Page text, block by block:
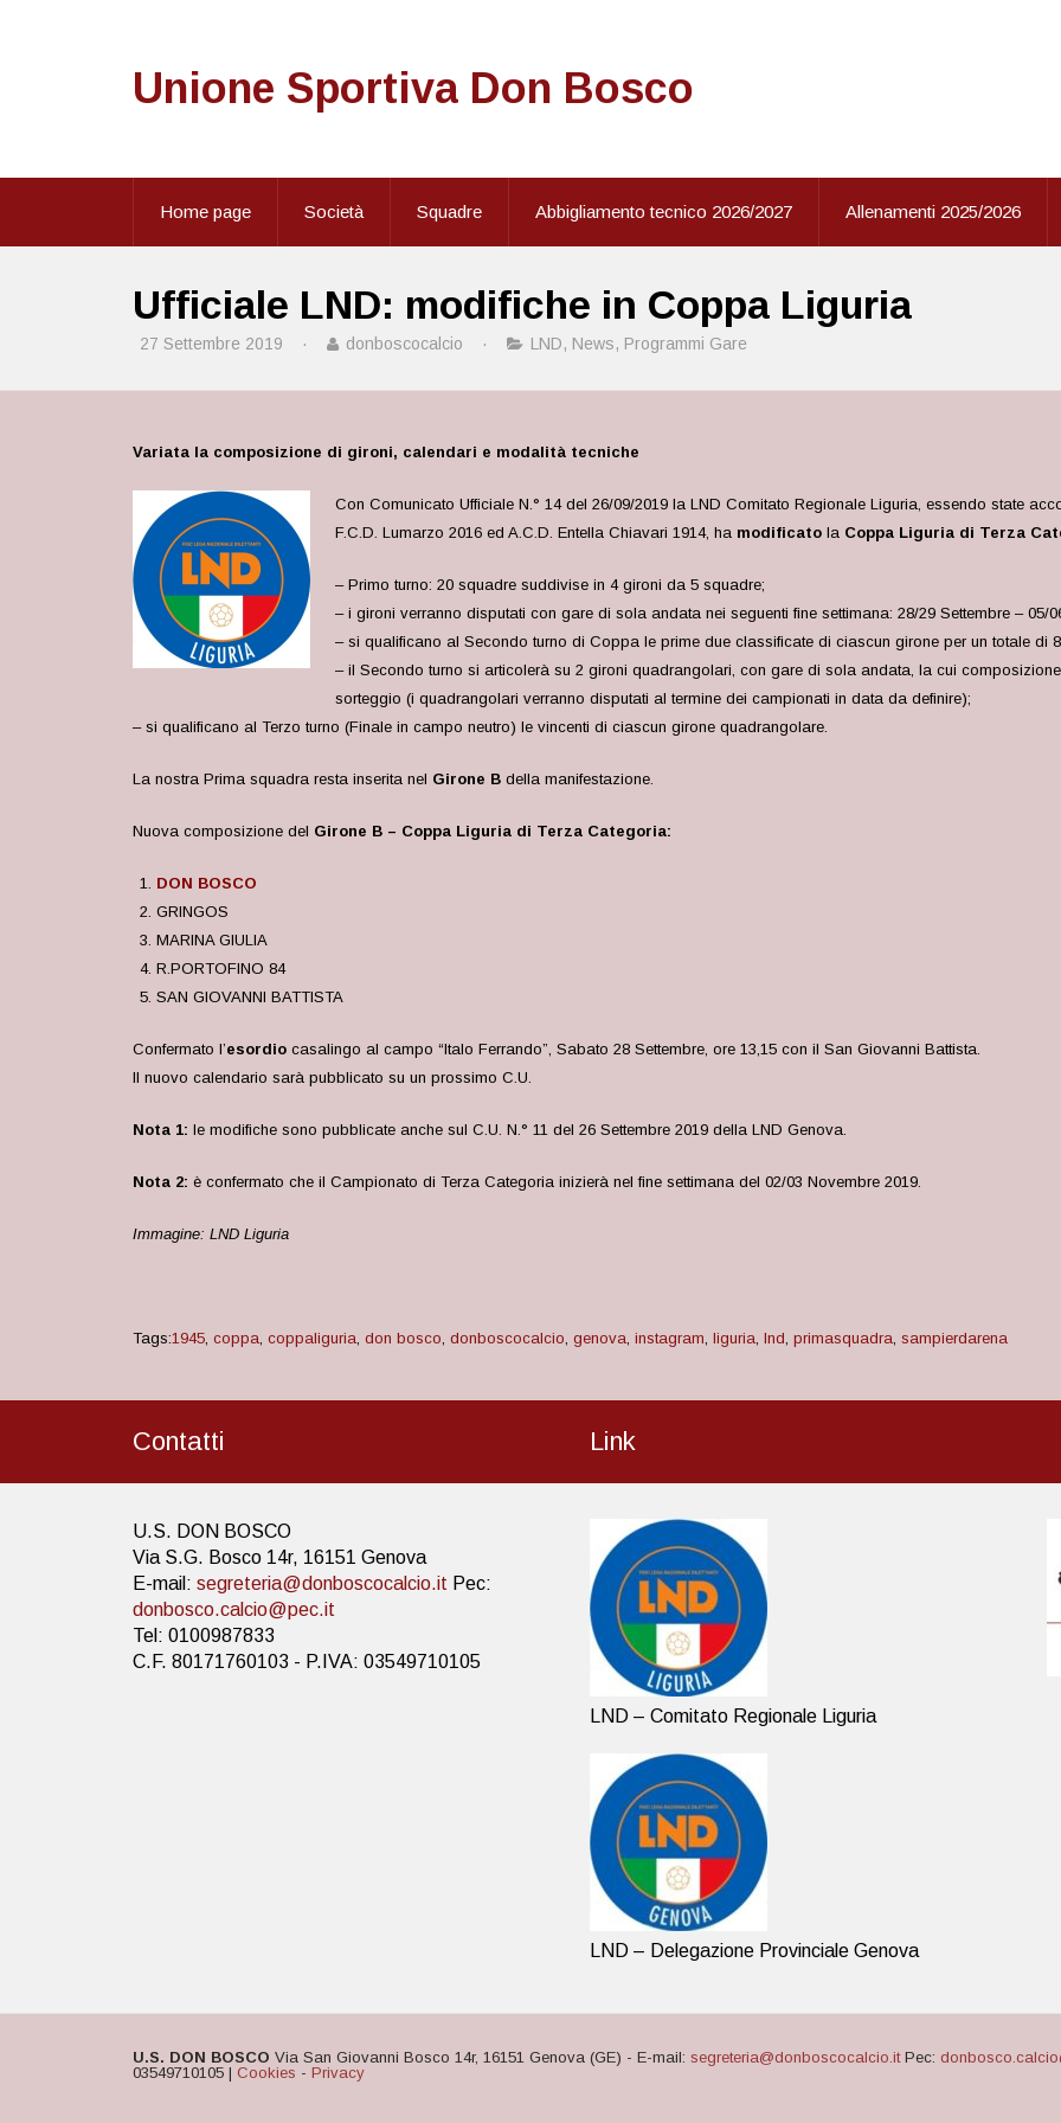
Unione Sportiva Don Bosco
Home page Società Squadre Abbigliamento tecnico 2026/2027 Allenamenti 2025/2026
Ufficiale LND: modifiche in Coppa Liguria
27 Settembre 2019 · donboscocalcio · LND, News, Programmi Gare
Variata la composizione di gironi, calendari e modalità tecniche
Con Comunicato Ufficiale N.° 14 del 26/09/2019 la LND Comitato Regionale Liguria, essendo state
F.C.D. Lumarzo 2016 ed A.C.D. Entella Chiavari 1914, ha modificato la Coppa Liguria di Terza
– Primo turno: 20 squadre suddivise in 4 gironi da 5 squadre;
– i gironi verranno disputati con gare di sola andata nei seguenti fine settimana: 28/29 Settembre – 05/
– si qualificano al Secondo turno di Coppa le prime due classificate di ciascun girone per un totale di
– il Secondo turno si articolerà su 2 gironi quadrangolari, con gare di sola andata, la cui
sorteggio (i quadrangolari verranno disputati al termine dei campionati in data da definire);
– si qualificano al Terzo turno (Finale in campo neutro) le vincenti di ciascun girone quadrangolare.
La nostra Prima squadra resta inserita nel Girone B della manifestazione.
Nuova composizione del Girone B – Coppa Liguria di Terza Categoria:
DON BOSCO
GRINGOS
MARINA GIULIA
R.PORTOFINO 84
SAN GIOVANNI BATTISTA
Confermato l’esordio casalingo al campo “Italo Ferrando”, Sabato 28 Settembre, ore 13,15 con il San Giovanni Battista.
Il nuovo calendario sarà pubblicato su un prossimo C.U.
Nota 1: le modifiche sono pubblicate anche sul C.U. N.° 11 del 26 Settembre 2019 della LND Genova.
Nota 2: è confermato che il Campionato di Terza Categoria inizierà nel fine settimana del 02/03 Novembre 2019.
Immagine: LND Liguria
Tags:1945, coppa, coppaliguria, don bosco, donboscocalcio, genova, instagram, liguria, lnd, primasquadra, sampierdarena
Contatti
U.S. DON BOSCO
Via S.G. Bosco 14r, 16151 Genova
E-mail: segreteria@donboscocalcio.it Pec:
donbosco.calcio@pec.it
Tel: 0100987833
C.F. 80171760103 - P.IVA: 03549710105
Link
LND – Comitato Regionale Liguria
LND – Delegazione Provinciale Genova
U.S. DON BOSCO Via San Giovanni Bosco 14r, 16151 Genova (GE) - E-mail: segreteria@donboscocalcio.itPec:
03549710105 | Cookies - Privacy